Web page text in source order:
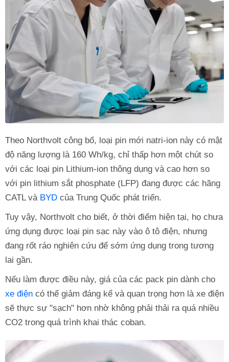
Theo Northvolt công bố, loại pin mới natri-ion này có mật
độ năng lượng là 160 Wh/kg, chỉ thấp hơn một chút so
với các loại pin Lithium-ion thông dụng và cao hơn so
với pin lithium sắt phosphate (LFP) đang được các hãng
CATL và BYD của Trung Quốc phát triển.
Tuy vậy, Northvolt cho biết, ở thời điểm hiện tại, họ chưa
ứng dụng được loại pin sạc này vào ô tô điện, nhưng
đang rốt ráo nghiên cứu để sớm ứng dụng trong tương
lai gần.
Nếu làm được điều này, giá của các pack pin dành cho
xe điện có thể giảm đáng kể và quan trọng hơn là xe điện
sẽ thực sự "sạch" hơn nhờ không phải thải ra quá nhiều
CO2 trong quá trình khai thác coban.